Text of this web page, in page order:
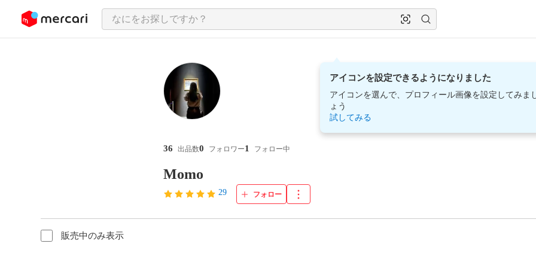
ツにスキップ
アイコンを設定できるようになりました
アイコンを選んで、プロフィール画像を設定してみま
ょう
試してみる
Momo
29 フォロー
36 出品数0 フォロワー1 フォロー中
販売中のみ表示